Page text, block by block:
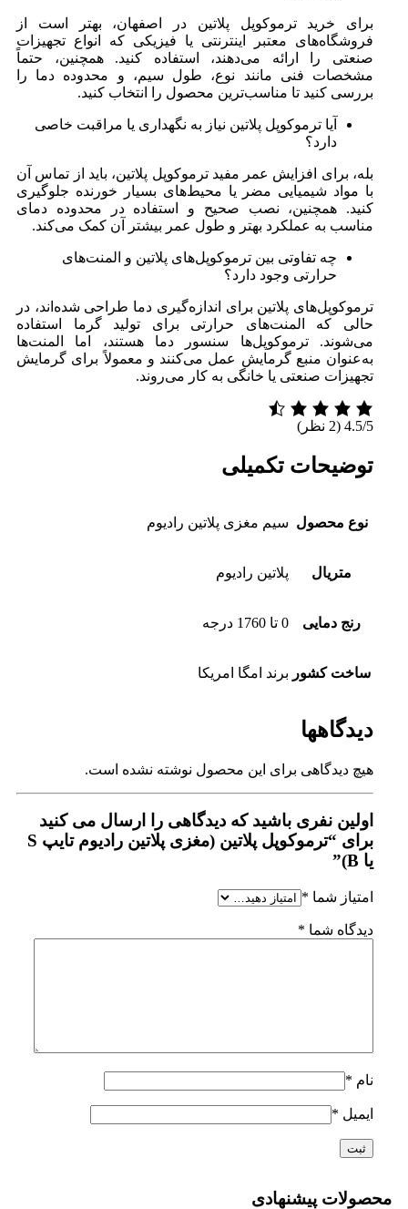
برای خرید ترموکوپل پلاتین در اصفهان، بهتر است از
فروشگاه‌های معتبر اینترنتی یا فیزیکی که انواع تجهیزات
صنعتی را ارائه می‌دهند، استفاده کنید. همچنین، حتماً
مشخصات فنی مانند نوع، طول سیم، و محدوده دما را
بررسی کنید تا مناسب‌ترین محصول را انتخاب کنید.
آیا ترموکوپل پلاتین نیاز به نگهداری یا مراقبت خاصی
دارد؟
بله، برای افزایش عمر مفید ترموکوپل پلاتین، باید از تماس آن
با مواد شیمیایی مضر یا محیط‌های بسیار خورنده جلوگیری
کنید. همچنین، نصب صحیح و استفاده در محدوده دمای
مناسب به عملکرد بهتر و طول عمر بیشتر آن کمک می‌کند.
چه تفاوتی بین ترموکوپل‌های پلاتین و المنت‌های
حرارتی وجود دارد؟
ترموکوپل‌های پلاتین برای اندازه‌گیری دما طراحی شده‌اند، در
حالی که المنت‌های حرارتی برای تولید گرما استفاده
می‌شوند. ترموکوپل‌ها سنسور دما هستند، اما المنت‌ها
به‌عنوان منبع گرمایش عمل می‌کنند و معمولاً برای گرمایش
تجهیزات صنعتی یا خانگی به کار می‌روند.
4.5/5 (2 نظر)
توضیحات تکمیلی
نوع محصول سیم مغزی پلاتین رادیوم
متریال پلاتین رادیوم
رنج دمایی 0 تا 1760 درجه
ساخت کشور برند امگا امریکا
دیدگاهها
هیچ دیدگاهی برای این محصول نوشته نشده است.
اولین نفری باشید که دیدگاهی را ارسال می کنید
برای “ترموکوپل پلاتین (مغزی پلاتین رادیوم تایپ S
یا B)”
امتیاز شما *
دیدگاه شما *
نام *
ایمیل *
محصولات پیشنهادی